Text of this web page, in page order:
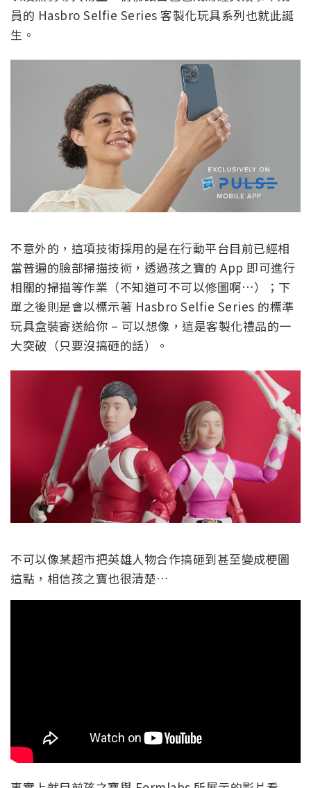
員的 Hasbro Selfie Series 客製化玩具系列也就此誕
生。
不意外的，這項技術採用的是在行動平台目前已經相
當普遍的臉部掃描技術，透過孩之寶的 App 即可進行
相關的掃描等作業（不知道可不可以修圖啊…）；下
單之後則是會以標示著 Hasbro Selfie Series 的標準
玩具盒裝寄送給你 – 可以想像，這是客製化禮品的一
大突破（只要沒搞砸的話）。
不可以像某超市把英雄人物合作搞砸到甚至變成梗圖
這點，相信孩之寶也很清楚…